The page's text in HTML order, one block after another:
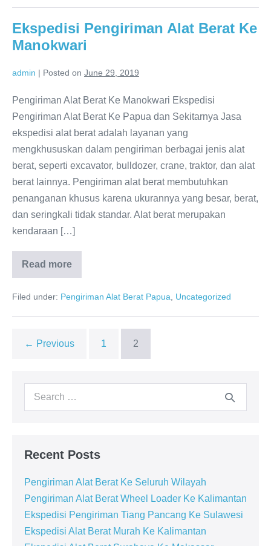
Ekspedisi Pengiriman Alat Berat Ke
Manokwari
admin | Posted on June 29, 2019
Pengiriman Alat Berat Ke Manokwari Ekspedisi
Pengiriman Alat Berat Ke Papua dan Sekitarnya Jasa
ekspedisi alat berat adalah layanan yang
mengkhususkan dalam pengiriman berbagai jenis alat
berat, seperti excavator, bulldozer, crane, traktor, dan alat
berat lainnya. Pengiriman alat berat membutuhkan
penanganan khusus karena ukurannya yang besar, berat,
dan seringkali tidak standar. Alat berat merupakan
kendaraan […]
Read more
Ekspedisi
Pengiriman
Berat
Manokwari
Filed under: Pengiriman Alat Berat Papua Uncategorized
← Previous 1 2
Search
Recent Posts
Pengiriman Alat Berat Ke Seluruh Wilayah
Pengiriman Alat Berat Wheel Loader Ke Kalimantan
Ekspedisi Pengiriman Tiang Pancang Ke Sulawesi
Ekspedisi Alat Berat Murah Ke Kalimantan